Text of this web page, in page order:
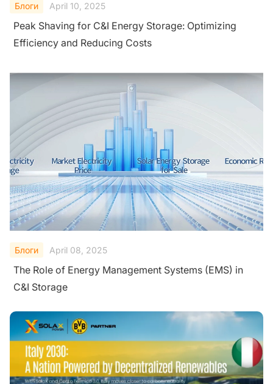
Блоги April 10, 2025
Peak Shaving for C&I Energy Storage: Optimizing
Efficiency and Reducing Costs
Блоги April 08, 2025
The Role of Energy Management Systems (EMS) in
C&I Storage